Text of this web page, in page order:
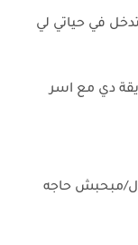
في حياتي لي
دي مع اسر
مبحبش حاجه